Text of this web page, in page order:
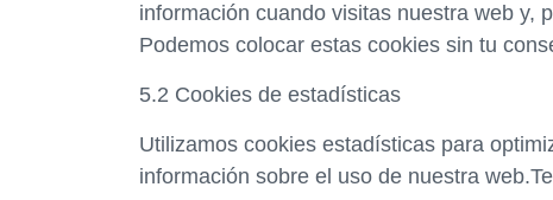
información cuando visitas nuestra web y,
Podemos colocar estas cookies sin tu
5.2 Cookies de estadísticas
Utilizamos cookies estadísticas para
información sobre el uso de nuestra